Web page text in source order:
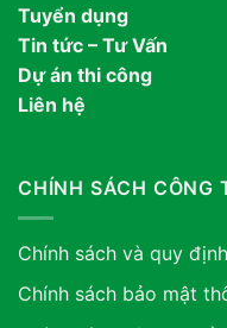
Tuyển dụng
Tin tức – Tư Vấn
Dự án thi công
Liên hệ
CHÍNH SÁCH CÔNG
Chính sách và quy
Chính sách bảo mật